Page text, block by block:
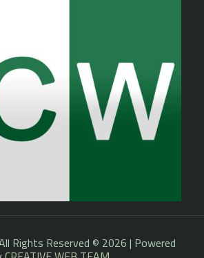
Rights Reserved © 2026 | Powered